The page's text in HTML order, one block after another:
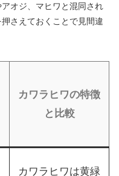
オジ、マヒワと混同され
さえておくことで見間違
カワラヒワの特徴
と比較
カワラヒワは黄緑